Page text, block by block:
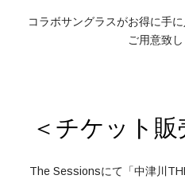
コラボサングラスがお得に手
ご用意致し
＜チケット
The Sessionsにて「中津川